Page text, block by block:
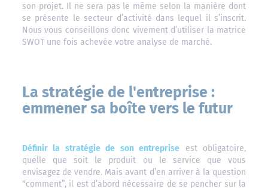
son projet. Il ne sera pas le même selon la manière dont
se présente le secteur d’activité dans lequel il s’inscrit.
Nous vous conseillons donc vivement d’utiliser la matrice
SWOT une fois achevée votre analyse de marché.
La stratégie de l'entreprise :
emmener sa boîte vers le futur
Définir la stratégie de son entreprise est obligatoire,
quelle que soit le produit ou le service que vous
envisagez de vendre. Mais avant d’en arriver à la question
“comment”, il est d’abord nécessaire de se pencher sur la